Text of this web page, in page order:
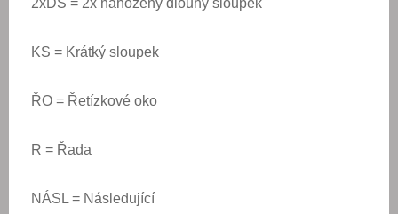
2xDS = 2x nahozený dlouhý sloupek
KS = Krátký sloupek
ŘO = Řetízkové oko
R = Řada
NÁSL = Následující